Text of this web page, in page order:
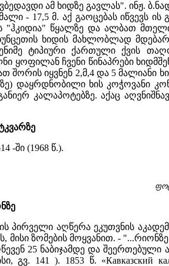
ამ ხიდზე გავლას". ინჟ.
- 17,5 მ. აქ გაოცებას იწვევს
წყალზე და ალბათ
ხიდის მახლობლად
ტიპიური ქართული ქვის
ყოფილან ჩვენი წინაპრები
იყვნენ 2,მ,4 და 5 მალიანი
დაყრდნობილი ხის კოჭოვანი
კალაპოტებზე. აქაც
-ში (1968 წ.).
პირველი აღწერა ეკუთვნის
ზომების მოყვანით. - "...რიონზე
25 ნაბიჯამდე და შეერთებული
141 ). 1853 წ. «Кавказский